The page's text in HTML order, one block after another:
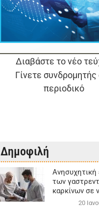
Διαβάστε το νέο
Γίνετε συνδρομητής
περιοδικό
Δημοφιλή
Aνησυχητική
των
καρκίνων σε
20